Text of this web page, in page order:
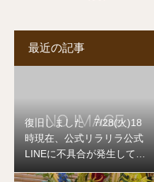
最近の記事
復旧しました 7/28(火)18
時現在、公式リラリラ公式
LINEに不具合が発生してお
ります